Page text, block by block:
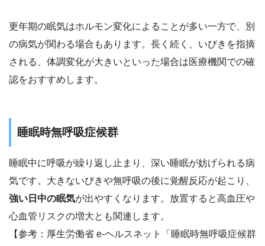
更年期の眠気はホルモン変化によることが多い一方で、別
の病気が関わる場合もあります。長く続く、いびきを指摘
される、体調変化が大きいといった場合は医療機関での確
認をおすすめします。
睡眠時無呼吸症候群
睡眠中に呼吸が繰り返し止まり、深い睡眠が妨げられる病
気です。大きないびきや無呼吸の後に覚醒反応が起こり、
強い日中の眠気が出やすくなります。放置すると高血圧や
心血管リスクの増大とも関連します。
【参考：厚生労働省 e-ヘルスネット「睡眠時無呼吸症候群